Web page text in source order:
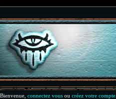
Bienvenue, connectez vous ou créez votre compte